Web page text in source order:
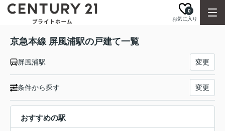
お気に入り
0
京急本線 屏風浦駅の戸建て一覧
屏風浦駅 変更
条件から探す 変更
おすすめの駅